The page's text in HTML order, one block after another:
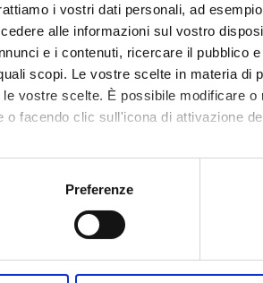
i vostri dati personali, ad
alle informazioni sul vostro
e i contenuti, ricercare il pubblico
scopi. Le vostre scelte in materia di
vostre scelte. È possibile modificare
o facendo clic sull'icona di attivazione
anche:
sulla tua posizione geografica, con
in qualsiasi momento dalla
Preferenze
degree in
not running
Management for non
organizations (2018/